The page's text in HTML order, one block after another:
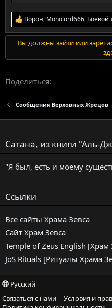
R
e
a
n
s
Ворон, Monolord666, Боевой
Вы должны зайти или
Поделиться:
Сообщения Верховных Жрецов
Сатана, из книги "Аль-
"Я был, есть и моему
Ссылки
Все сайты Храма Зевса
Сайт Храм Зевса
Temple of Zeus English
JoS Rituals [Ритуалы Храма
Русский
Связаться с нами
Условия и